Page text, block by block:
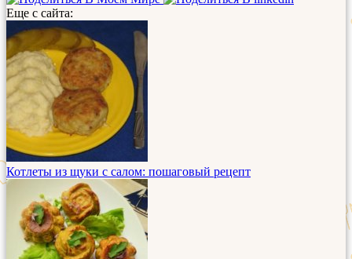
Еще с сайта:
Котлеты из щуки с салом: пошаговый рецепт